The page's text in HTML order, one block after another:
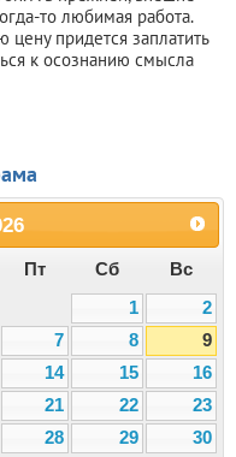
то любимая работа.
цену придется заплатить
к осознанию смысла
Пт Сб
Вс
1
2
7 8
9
14 15
16
21 22
23
28 29
30